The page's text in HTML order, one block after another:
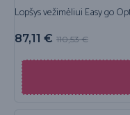
Lopšys vežimėliui Easy go
110,53€
87,11 €